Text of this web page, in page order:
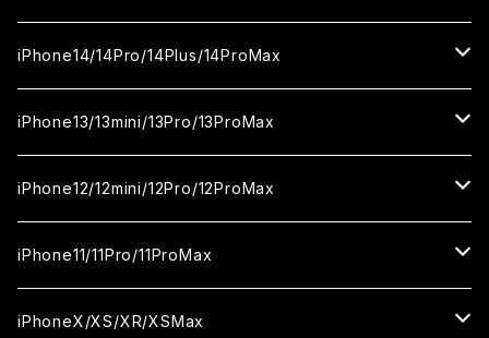
セラミックフィルム
カメラ用フィルム
ガラスフィルム
セラミックフィルム
iPhone16Pro
ガラスフィルム
セラミックフィルム
iPhone16Plus
ガラスフィルム
セラミックフィルム
iPhone16ProMax
ガラスフィルム
セラミックフィルム
iPhone15
ガラスフィルム
セラミックフィルム
iPhone15Pro
ガラスフィルム
セラミックフィルム
iPhone15Plus
ガラスフィルム
セラミックフィルム
iPhone15ProMax
ガラスフィルム
iPhone14/14Pro/14Plus/14ProMax
iPhone14
ガラスフィルム
セラミックフィルム
iPhone14Pro
ガラスフィルム
セラミックフィルム
iPhone14Plus
ガラスフィルム
iPhone14ProMax
iPhone13/13mini/13Pro/13ProMax
iPhone13/13Pro
ガラスフィルム
セラミックフィルム
iPhone13mini
ガラスフィルム
iPhone13ProMax
iPhone12/12mini/12Pro/12ProMax
iPhone12/12Pro
ガラスフィルム
iPhone12mini
iPhone11/11Pro/11ProMax
iPhone11
iPhoneX/XS/XR/XSMax